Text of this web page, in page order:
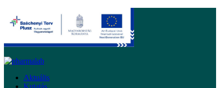
Aktuális
Kutatás